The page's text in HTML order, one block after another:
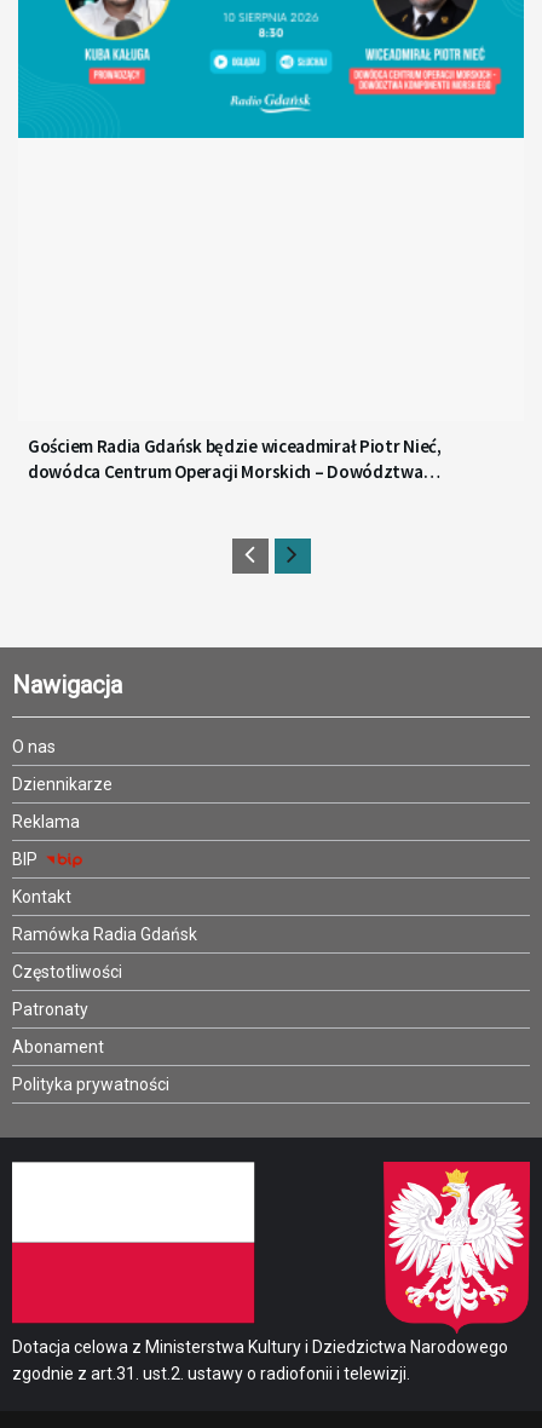
Gościem Radia Gdańsk będzie wiceadmirał Piotr Nieć,
dowódca Centrum Operacji Morskich – Dowództwa
Nawigacja
O nas
Dziennikarze
Reklama
BIP
Kontakt
Ramówka Radia Gdańsk
Częstotliwości
Patronaty
Abonament
Polityka prywatności
Dotacja celowa z Ministerstwa Kultury i Dziedzictwa Narodowego
zgodnie z art.31. ust.2. ustawy o radiofonii i telewizji.